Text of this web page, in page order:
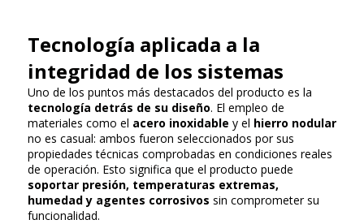
Tecnología aplicada a la
integridad de los sistemas
Uno de los puntos más destacados del producto es la
tecnología detrás de su diseño. El empleo de
materiales como el acero inoxidable y el hierro nodular
no es casual: ambos fueron seleccionados por sus
propiedades técnicas comprobadas en condiciones reales
de operación. Esto significa que el producto puede
soportar presión, temperaturas extremas,
humedad y agentes corrosivos sin comprometer su
funcionalidad.